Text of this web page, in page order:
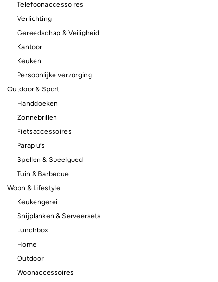
Telefoonaccessoires
Verlichting
Gereedschap & Veiligheid
Kantoor
Keuken
Persoonlijke verzorging
Outdoor & Sport
Handdoeken
Zonnebrillen
Fietsaccessoires
Paraplu’s
Spellen & Speelgoed
Tuin & Barbecue
Woon & Lifestyle
Keukengerei
Snijplanken & Serveersets
Lunchbox
Home
Outdoor
Woonaccessoires